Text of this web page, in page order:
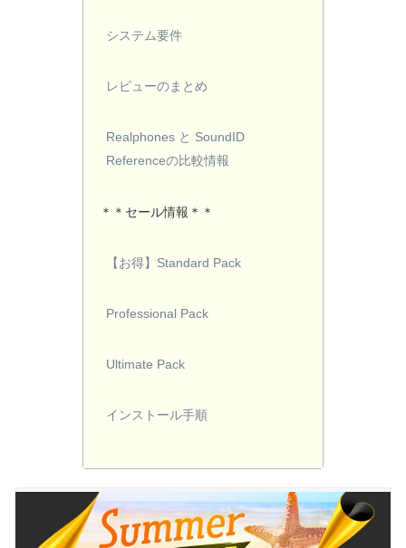
システム要件
レビューのまとめ
Realphones と SoundID
Referenceの比較情報
＊＊セール情報＊＊
【お得】Standard Pack
Professional Pack
Ultimate Pack
インストール手順